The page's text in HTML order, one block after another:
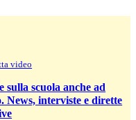
video
sulla scuola anche ad
News, interviste e dirette